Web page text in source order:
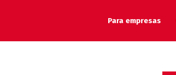
Para empresas